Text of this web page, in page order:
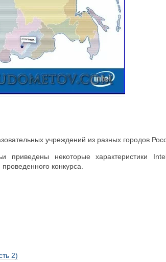
учреждений из разных городов
приведены некоторые характеристики
конкурса.
2)